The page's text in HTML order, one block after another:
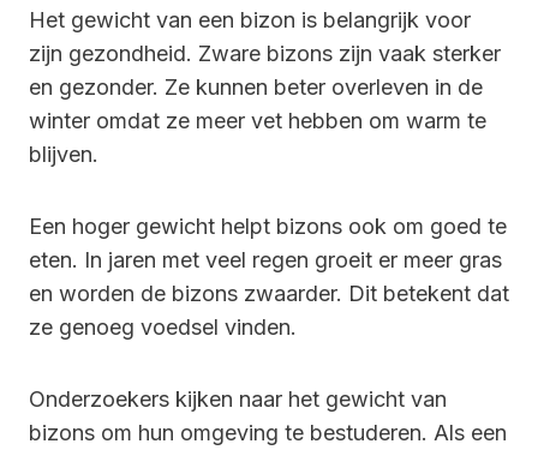
Het gewicht van een bizon is belangrijk voor
zijn gezondheid. Zware bizons zijn vaak sterker
en gezonder. Ze kunnen beter overleven in de
winter omdat ze meer vet hebben om warm te
blijven.
Een hoger gewicht helpt bizons ook om goed te
eten. In jaren met veel regen groeit er meer gras
en worden de bizons zwaarder. Dit betekent dat
ze genoeg voedsel vinden.
Onderzoekers kijken naar het gewicht van
bizons om hun omgeving te bestuderen. Als een